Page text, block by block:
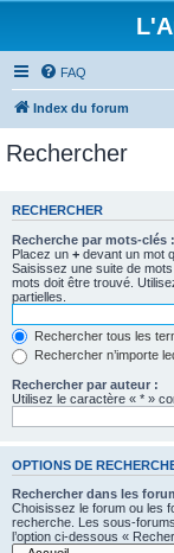
FAQ
Index du forum
Rechercher
RECHERCHER
Recherche par mots-clés :
Placez un + devant un mot
Saisissez une suite de
mots doit être trouvé.
partielles.
Rechercher tous les
Rechercher n’importe
Rechercher par auteur :
Utilisez le caractère « * »
OPTIONS DE
Rechercher dans les
Choisissez le forum ou les
recherche. Les sous-
l’option ci-dessous «